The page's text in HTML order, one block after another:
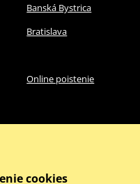
Banská Bystrica
Bratislava
Online poistenie
cookies